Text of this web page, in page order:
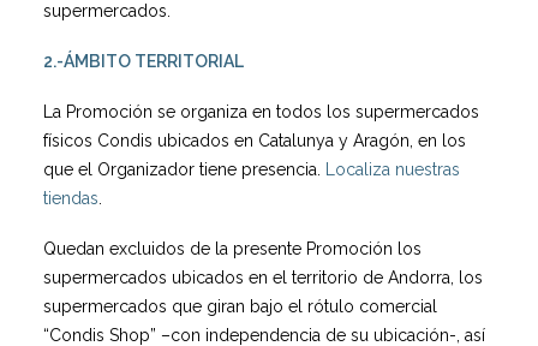
supermercados.
2.-ÁMBITO TERRITORIAL
La Promoción se organiza en todos los supermercados
físicos Condis ubicados en Catalunya y Aragón, en los
que el Organizador tiene presencia.
Localiza nuestras
tiendas
Quedan excluidos de la presente Promoción los
supermercados ubicados en el territorio de Andorra, los
supermercados que giran bajo el rótulo comercial
“Condis Shop” –con independencia de su ubicación-, así